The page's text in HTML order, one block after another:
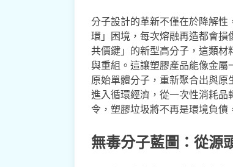
分子設計的革新不僅在於降解
環」困境，每次熔融再造都會
共價鍵」的新型高分子，這類
與重組。這讓塑膠產品能像金
原始單體分子，重新聚合出與
進入循環經濟，從一次性消耗
令，塑膠垃圾將不再是環境負債
無毒分子藍圖：從源